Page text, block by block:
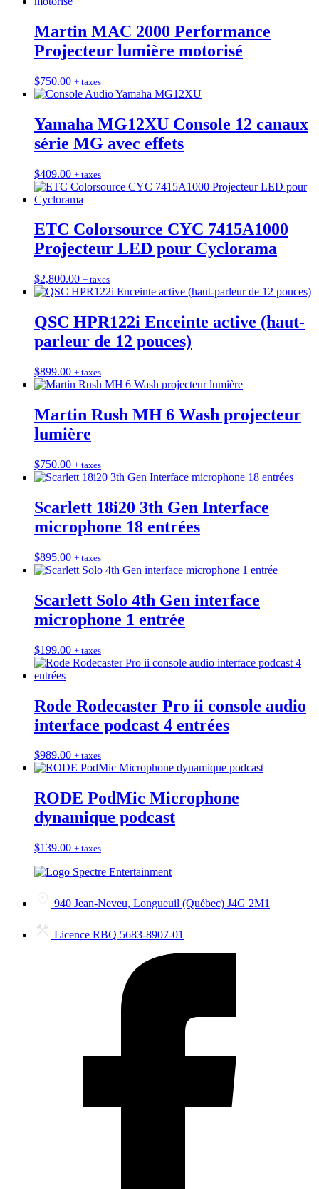
Martin MAC 2000 Performance
Projecteur lumière motorisé
$750.00 + taxes
Yamaha MG12XU Console 12 canaux
série MG avec effets
$409.00 + taxes
ETC Colorsource CYC 7415A1000
Projecteur LED pour Cyclorama
$2,800.00 + taxes
QSC HPR122i Enceinte active (haut-
parleur de 12 pouces)
$899.00 + taxes
Martin Rush MH 6 Wash projecteur
lumière
$750.00 + taxes
Scarlett 18i20 3th Gen Interface
microphone 18 entrées
$895.00 + taxes
Scarlett Solo 4th Gen interface
microphone 1 entrée
$199.00 + taxes
Rode Rodecaster Pro ii console audio
interface podcast 4 entrées
$989.00 + taxes
RODE PodMic Microphone
dynamique podcast
$139.00 + taxes
940 Jean-Neveu, Longueuil (Québec) J4G 2M1
Licence RBQ 5683-8907-01